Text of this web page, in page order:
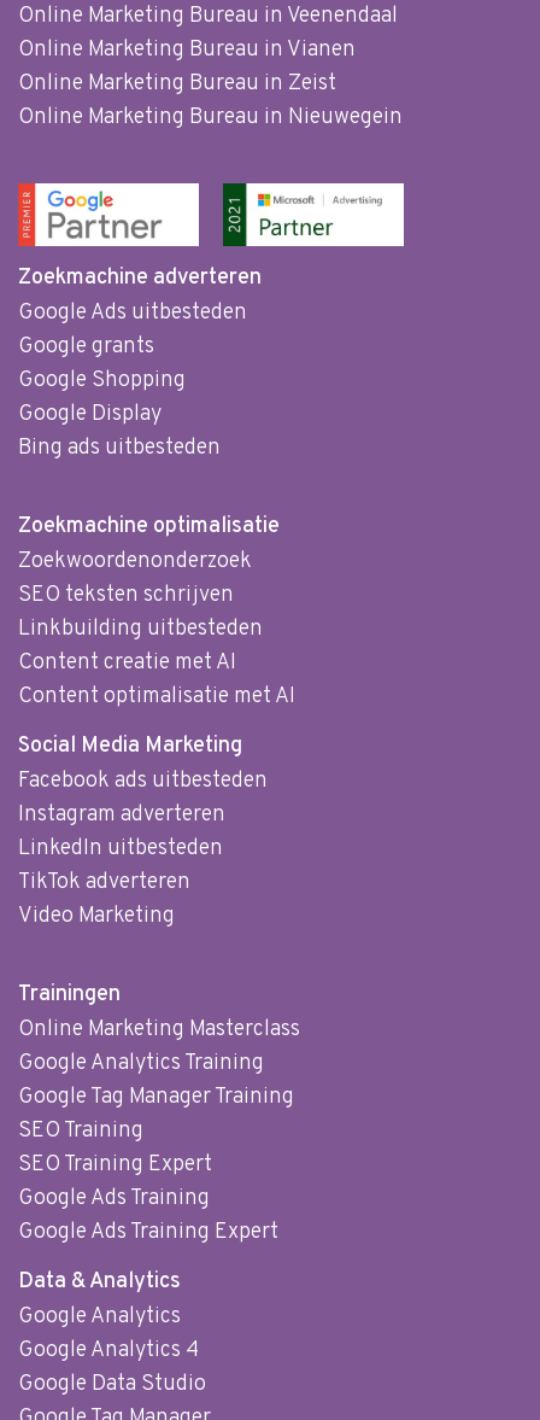
Online Marketing Bureau in Veenendaal
Online Marketing Bureau in Vianen
Online Marketing Bureau in Zeist
Online Marketing Bureau in Nieuwegein
Zoekmachine adverteren
Google Ads uitbesteden
Google grants
Google Shopping
Google Display
Bing ads uitbesteden
Zoekmachine optimalisatie
Zoekwoordenonderzoek
SEO teksten schrijven
Linkbuilding uitbesteden
Content creatie met AI
Content optimalisatie met AI
Social Media Marketing
Facebook ads uitbesteden
Instagram adverteren
LinkedIn uitbesteden
TikTok adverteren
Video Marketing
Trainingen
Online Marketing Masterclass
Google Analytics Training
Google Tag Manager Training
SEO Training
SEO Training Expert
Google Ads Training
Google Ads Training Expert
Data & Analytics
Google Analytics
Google Analytics 4
Google Data Studio